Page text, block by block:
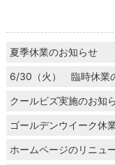
夏季休業のお知らせ
6/30（火） 臨時休業
クールビズ実施のお知
ゴールデンウイーク休
ホームページのリニュ